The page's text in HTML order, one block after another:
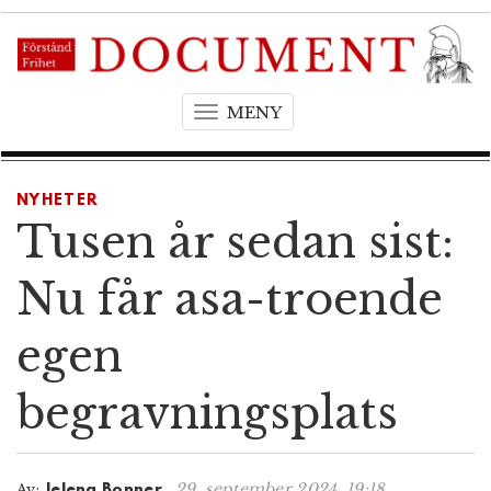
MENYT
g
e
a
a
t
i
o
NYHETER
Tusen år sedan sist:
Nu får asa-troende
egen
begravningsplats